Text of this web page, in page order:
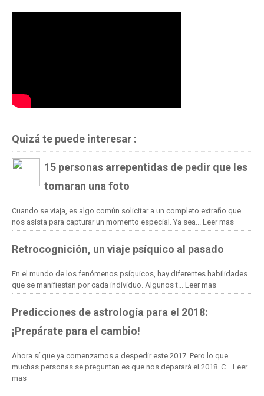
Quizá te puede interesar :
15 personas arrepentidas de pedir que les
tomaran una foto
Cuando se viaja, es algo común solicitar a un completo extraño que
nos asista para capturar un momento especial. Ya sea... Leer mas
Retrocognición, un viaje psíquico al pasado
En el mundo de los fenómenos psíquicos, hay diferentes habilidades
que se manifiestan por cada individuo. Algunos t... Leer mas
Predicciones de astrología para el 2018:
¡Prepárate para el cambio!
Ahora sí que ya comenzamos a despedir este 2017. Pero lo que
muchas personas se preguntan es que nos deparará el 2018. C... Leer
mas